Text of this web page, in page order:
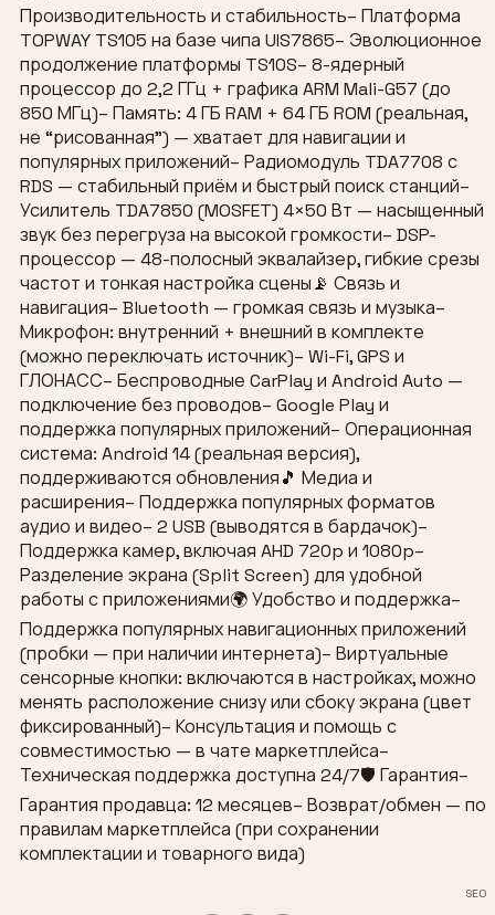
Производительность и стабильность– Платформа
TOPWAY TS105 на базе чипа UIS7865– Эволюционное
продолжение платформы TS10S– 8-ядерный
процессор до 2,2 ГГц + графика ARM Mali-G57 (до
850 МГц)– Память: 4 ГБ RAM + 64 ГБ ROM (реальная,
не “рисованная”) — хватает для навигации и
популярных приложений– Радиомодуль TDA7708 с
RDS — стабильный приём и быстрый поиск станций–
Усилитель TDA7850 (MOSFET) 4×50 Вт — насыщенный
звук без перегруза на высокой громкости– DSP-
процессор — 48-полосный эквалайзер, гибкие срезы
частот и тонкая настройка сцены📡 Связь и
навигация– Bluetooth — громкая связь и музыка–
Микрофон: внутренний + внешний в комплекте
(можно переключать источник)– Wi-Fi, GPS и
ГЛОНАСС– Беспроводные CarPlay и Android Auto —
подключение без проводов– Google Play и
поддержка популярных приложений– Операционная
система: Android 14 (реальная версия),
поддерживаются обновления🎵 Медиа и
расширения– Поддержка популярных форматов
аудио и видео– 2 USB (выводятся в бардачок)–
Поддержка камер, включая AHD 720p и 1080p–
Разделение экрана (Split Screen) для удобной
работы с приложениями🌍 Удобство и поддержка–
Поддержка популярных навигационных приложений
(пробки — при наличии интернета)– Виртуальные
сенсорные кнопки: включаются в настройках, можно
менять расположение снизу или сбоку экрана (цвет
фиксированный)– Консультация и помощь с
совместимостью — в чате маркетплейса–
Техническая поддержка доступна 24/7🛡 Гарантия–
Гарантия продавца: 12 месяцев– Возврат/обмен — по
правилам маркетплейса (при сохранении
комплектации и товарного вида)
SEO